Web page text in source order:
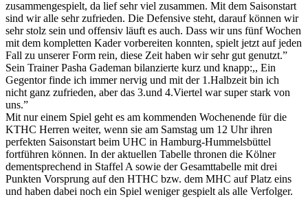
zusammengespielt, da lief sehr viel zusammen. Mit dem Saisonstart
sind wir alle sehr zufrieden. Die Defensive steht, darauf können wir
sehr stolz sein und offensiv läuft es auch. Dass wir uns fünf Wochen
mit dem kompletten Kader vorbereiten konnten, spielt jetzt auf jeden
Fall zu unserer Form rein, diese Zeit haben wir sehr gut genutzt.”
Sein Trainer Pasha Gademan bilanzierte kurz und knapp:,, Ein
Gegentor finde ich immer nervig und mit der 1.Halbzeit bin ich
nicht ganz zufrieden, aber das 3.und 4.Viertel war super stark von
uns.”
Mit nur einem Spiel geht es am kommenden Wochenende für die
KTHC Herren weiter, wenn sie am Samstag um 12 Uhr ihren
perfekten Saisonstart beim UHC in Hamburg-Hummelsbüttel
fortführen können. In der aktuellen Tabelle thronen die Kölner
dementsprechend in Staffel A sowie der Gesamttabelle mit drei
Punkten Vorsprung auf den HTHC bzw. dem MHC auf Platz eins
und haben dabei noch ein Spiel weniger gespielt als alle Verfolger.